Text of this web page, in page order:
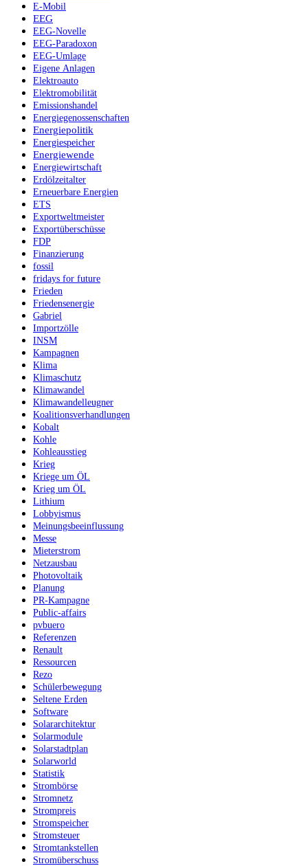
E-Mobil
EEG
EEG-Novelle
EEG-Paradoxon
EEG-Umlage
Eigene Anlagen
Elektroauto
Elektromobilität
Emissionshandel
Energiegenossenschaften
Energiepolitik
Energiespeicher
Energiewende
Energiewirtschaft
Erdölzeitalter
Erneuerbare Energien
ETS
Exportweltmeister
Exportüberschüsse
FDP
Finanzierung
fossil
fridays for future
Frieden
Friedensenergie
Gabriel
Importzölle
INSM
Kampagnen
Klima
Klimaschutz
Klimawandel
Klimawandelleugner
Koalitionsverhandlungen
Kobalt
Kohle
Kohleausstieg
Krieg
Kriege um ÖL
Krieg um ÖL
Lithium
Lobbyismus
Meinungsbeeinflussung
Messe
Mieterstrom
Netzausbau
Photovoltaik
Planung
PR-Kampagne
Public-affairs
pvbuero
Referenzen
Renault
Ressourcen
Rezo
Schülerbewegung
Seltene Erden
Software
Solararchitektur
Solarmodule
Solarstadtplan
Solarworld
Statistik
Strombörse
Stromnetz
Strompreis
Stromspeicher
Stromsteuer
Stromtankstellen
Stromüberschuss